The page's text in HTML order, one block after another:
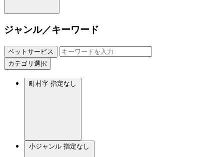
ジャンル／キーワード
ペットサービス
カテゴリ選択
町村字 指定なし
小ジャンル 指定なし